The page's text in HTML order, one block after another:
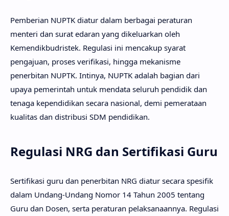
Pemberian NUPTK diatur dalam berbagai peraturan
menteri dan surat edaran yang dikeluarkan oleh
Kemendikbudristek. Regulasi ini mencakup syarat
pengajuan, proses verifikasi, hingga mekanisme
penerbitan NUPTK. Intinya, NUPTK adalah bagian dari
upaya pemerintah untuk mendata seluruh pendidik dan
tenaga kependidikan secara nasional, demi pemerataan
kualitas dan distribusi SDM pendidikan.
Regulasi NRG dan Sertifikasi Guru
Sertifikasi guru dan penerbitan NRG diatur secara spesifik
dalam Undang-Undang Nomor 14 Tahun 2005 tentang
Guru dan Dosen, serta peraturan pelaksanaannya. Regulasi